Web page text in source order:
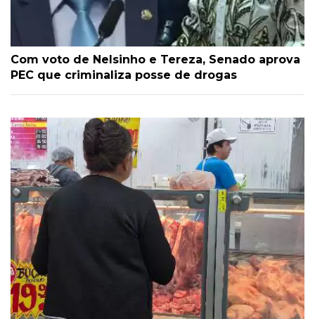
Com voto de Nelsinho e Tereza, Senado aprova
PEC que criminaliza posse de drogas